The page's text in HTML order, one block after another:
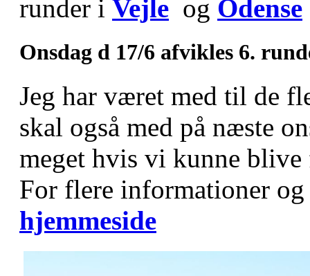
runder i Vejle og Odense
Onsdag d 17/6 afvikles 6.
Jeg har været med til de
skal også med på næste
meget hvis vi kunne
For flere informationer
hjemmeside